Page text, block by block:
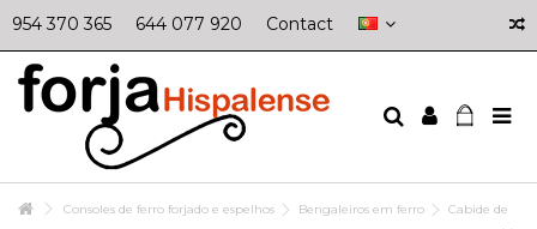
954 370 365 644 077 920 Contact
Consoles de ferro forjado e espelhos Bengaleiros em ferro
Cabide de